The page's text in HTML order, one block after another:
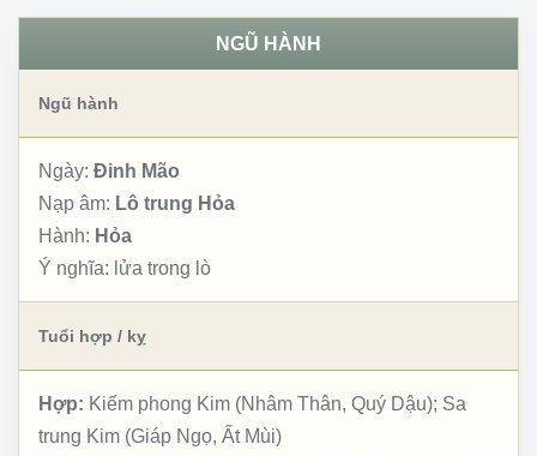
NGŨ HÀNH
Ngũ hành
Ngày: Đinh Mão
Nạp âm: Lô trung Hỏa
Hành: Hỏa
Ý nghĩa: lửa trong lò
Tuổi hợp / kỵ
Hợp: Kiếm phong Kim (Nhâm Thân, Quý Dậu); Sa
trung Kim (Giáp Ngọ, Ất Mùi)